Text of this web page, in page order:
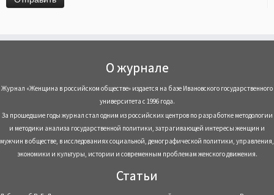
О журнале
Журнал «Женщина в российском обществе» издается на базе Ивановского государственного
университета с 1996 года.
За прошедшие годы журнал стал одним из российских центров по разработке методологии
и методики анализа государственной политики, затрагивающей интересы женщин и
мужчин в обществе, в исследованиях социальной, демографической политики, управления,
экономики и культуры, истории и современным проблемам женского движения.
Статьи